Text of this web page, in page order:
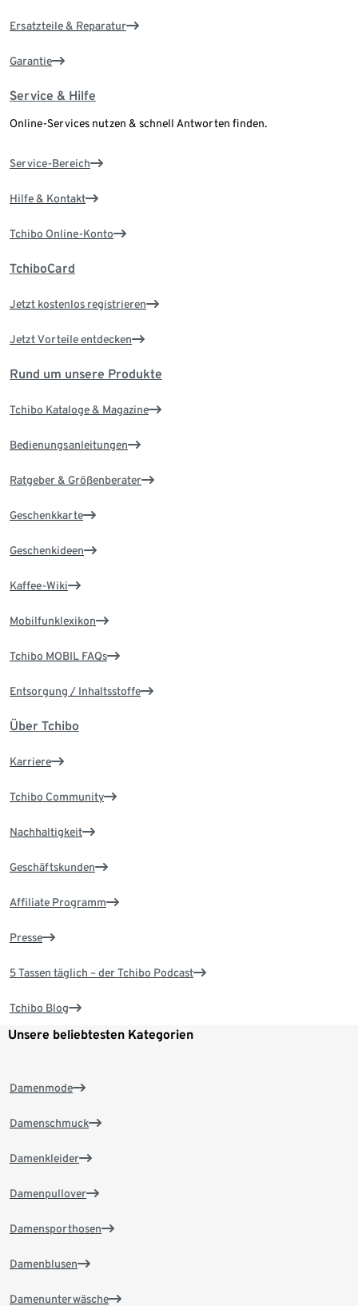
Ersatzteile & Reparatur
Garantie
Service & Hilfe
Online-Services nutzen & schnell Antworten finden.
Service-Bereich
Hilfe & Kontakt
Tchibo Online-Konto
TchiboCard
Jetzt kostenlos registrieren
Jetzt Vorteile entdecken
Rund um unsere Produkte
Tchibo Kataloge & Magazine
Bedienungsanleitungen
Ratgeber & Größenberater
Geschenkkarte
Geschenkideen
Kaffee-Wiki
Mobilfunklexikon
Tchibo MOBIL FAQs
Entsorgung / Inhaltsstoffe
Über Tchibo
Karriere
Tchibo Community
Nachhaltigkeit
Geschäftskunden
Affiliate Programm
Presse
5 Tassen täglich – der Tchibo Podcast
Tchibo Blog
Unsere beliebtesten Kategorien
Damenmode
Damenschmuck
Damenkleider
Damenpullover
Damensporthosen
Damenblusen
Damenunterwäsche